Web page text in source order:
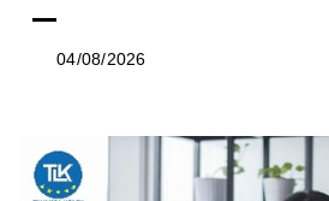
04/08/2026